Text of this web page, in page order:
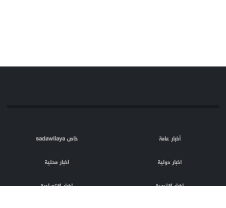
أخبار عامة خاص sadawilaya
اخبار دولية اخبار محلية
اخبار اقليمية اخبار اقتصادية